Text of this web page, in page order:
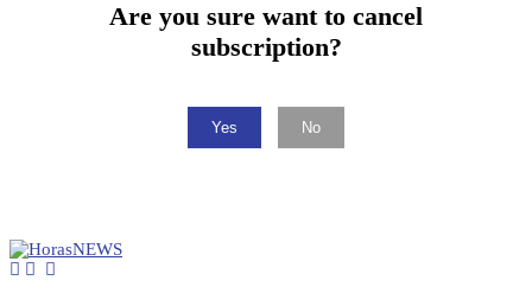
Are you sure want to cancel
subscription?
Yes No